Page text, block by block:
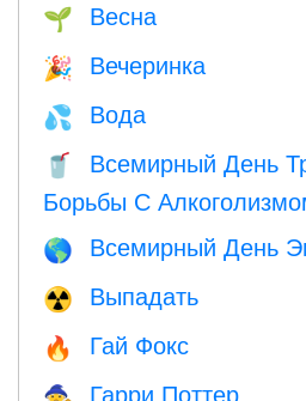
🌱 Весна
🎉 Вечеринка
💦 Вода
🥤
Всемирный День
Борьбы С
🌎 Всемирный День
☢️ Выпадать
🔥 Гай Фокс
Гарри Поттер